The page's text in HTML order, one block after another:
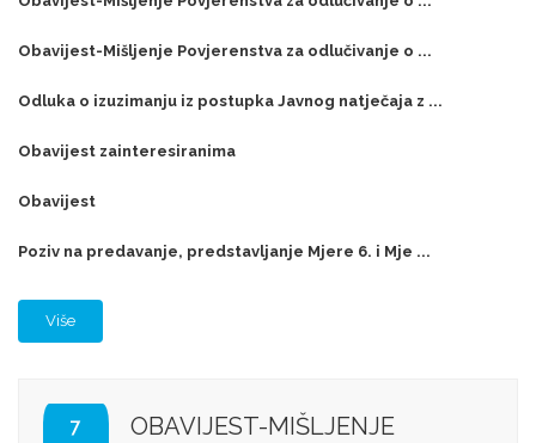
Obavijest-Mišljenje Povjerenstva za odlučivanje o ...
Odluka o izuzimanju iz postupka Javnog natječaja z ...
Obavijest zainteresiranima
Obavijest
Poziv na predavanje, predstavljanje Mjere 6. i Mje ...
Više
7
OBAVIJEST-MIŠLJENJE